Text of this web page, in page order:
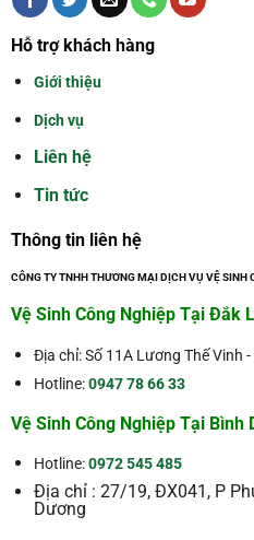
Hỗ trợ khách hàng
Giới thiệu
Dịch vụ
Liên hệ
Tin tức
Thông tin liên hệ
CÔNG TY TNHH THƯƠNG MẠI DỊCH VỤ VỆ SINH
Vệ Sinh Công Nghiệp Tại Đắk
Địa chỉ: Số 11A Lương Thế Vinh
Hotline:0947 78 66 33
Vệ Sinh Công Nghiệp Tại Bình
Hotline:0972 545 485
Địa chỉ : 27/19, ĐX041, P
Dương